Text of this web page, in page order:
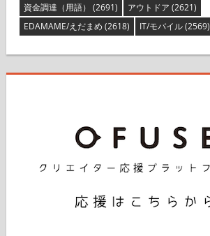
資金調達（用語） (2691) アウトドア (2621)
EDAMAME/えだまめ (2618) IT/モバイル(2569)